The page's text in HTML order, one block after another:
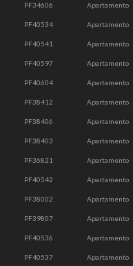
PF34606 Apartamento
PF40534 Apartamento
PF40541 Apartamento
PF40597 Apartamento
PF40604 Apartamento
PF38412 Apartamento
PF38406 Apartamento
PF38403 Apartamento
PF36821 Apartamento
PF40542 Apartamento
PF38002 Apartamento
PF39807 Apartamento
PF40536 Apartamento
PF40537 Apartamento